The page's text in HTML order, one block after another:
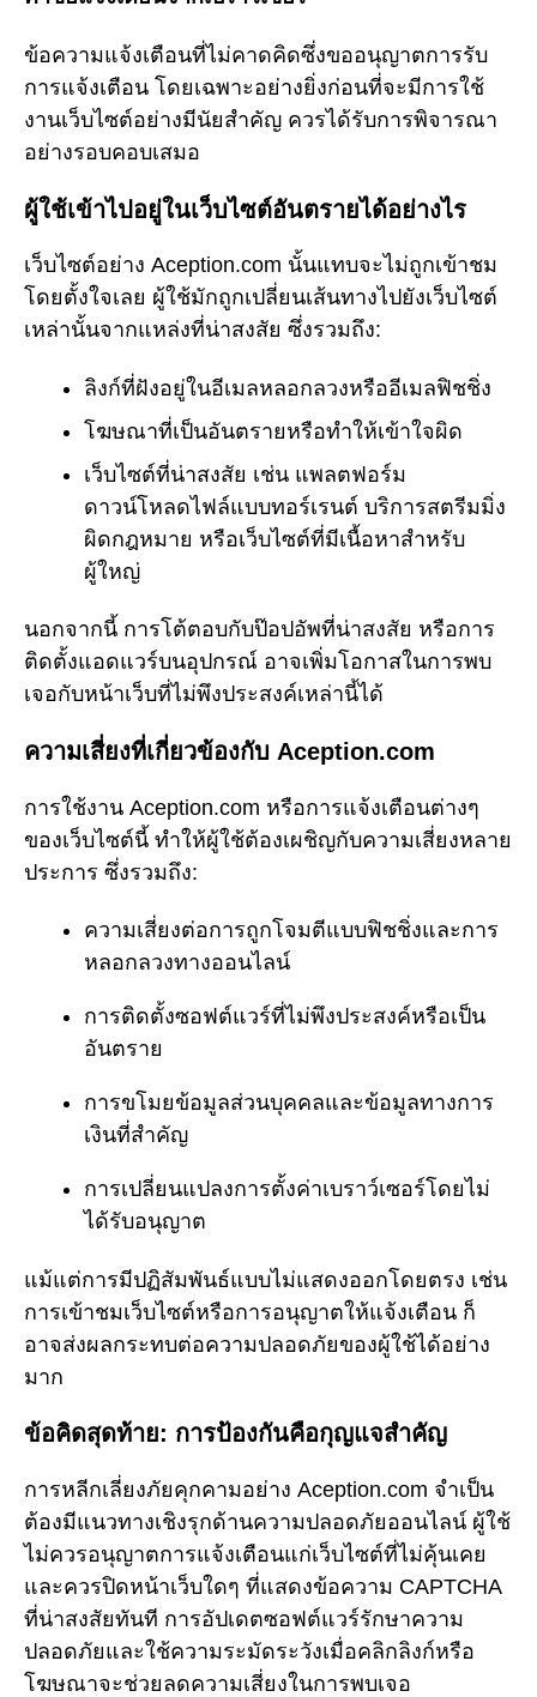
ข้อความแจ้งเตือนที่ไม่คาดคิดซึ่งขออนุญาตการรับ
การแจ้งเตือน โดยเฉพาะอย่างยิ่งก่อนที่จะมีการใช้
งานเว็บไซต์อย่างมีนัยสำคัญ ควรได้รับการพิจารณา
อย่างรอบคอบเสมอ
ผู้ใช้เข้าไปอยู่ในเว็บไซต์อันตรายได้อย่างไร
เว็บไซต์อย่าง Aception.com นั้นแทบจะไม่ถูกเข้าชม
โดยตั้งใจเลย ผู้ใช้มักถูกเปลี่ยนเส้นทางไปยังเว็บไซต์
เหล่านั้นจากแหล่งที่น่าสงสัย ซึ่งรวมถึง:
ลิงก์ที่ฝังอยู่ในอีเมลหลอกลวงหรืออีเมลฟิชชิ่ง
โฆษณาที่เป็นอันตรายหรือทำให้เข้าใจผิด
เว็บไซต์ที่น่าสงสัย เช่น แพลตฟอร์ม
ดาวน์โหลดไฟล์แบบทอร์เรนต์ บริการสตรีมมิ่ง
ผิดกฎหมาย หรือเว็บไซต์ที่มีเนื้อหาสำหรับ
ผู้ใหญ่
นอกจากนี้ การโต้ตอบกับป๊อปอัพที่น่าสงสัย หรือการ
ติดตั้งแอดแวร์บนอุปกรณ์ อาจเพิ่มโอกาสในการพบ
เจอกับหน้าเว็บที่ไม่พึงประสงค์เหล่านี้ได้
ความเสี่ยงที่เกี่ยวข้องกับ Aception.com
การใช้งาน Aception.com หรือการแจ้งเตือนต่างๆ
ของเว็บไซต์นี้ ทำให้ผู้ใช้ต้องเผชิญกับความเสี่ยงหลาย
ประการ ซึ่งรวมถึง:
ความเสี่ยงต่อการถูกโจมตีแบบฟิชชิ่งและการ
หลอกลวงทางออนไลน์
การติดตั้งซอฟต์แวร์ที่ไม่พึงประสงค์หรือเป็น
อันตราย
การขโมยข้อมูลส่วนบุคคลและข้อมูลทางการ
เงินที่สำคัญ
การเปลี่ยนแปลงการตั้งค่าเบราว์เซอร์โดยไม่
ได้รับอนุญาต
แม้แต่การมีปฏิสัมพันธ์แบบไม่แสดงออกโดยตรง เช่น
การเข้าชมเว็บไซต์หรือการอนุญาตให้แจ้งเตือน ก็
อาจส่งผลกระทบต่อความปลอดภัยของผู้ใช้ได้อย่าง
มาก
ข้อคิดสุดท้าย: การป้องกันคือกุญแจสำคัญ
การหลีกเลี่ยงภัยคุกคามอย่าง Aception.com จำเป็น
ต้องมีแนวทางเชิงรุกด้านความปลอดภัยออนไลน์ ผู้ใช้
ไม่ควรอนุญาตการแจ้งเตือนแก่เว็บไซต์ที่ไม่คุ้นเคย
และควรปิดหน้าเว็บใดๆ ที่แสดงข้อความ CAPTCHA
ที่น่าสงสัยทันที การอัปเดตซอฟต์แวร์รักษาความ
ปลอดภัยและใช้ความระมัดระวังเมื่อคลิกลิงก์หรือ
โฆษณาจะช่วยลดความเสี่ยงในการพบเจอ